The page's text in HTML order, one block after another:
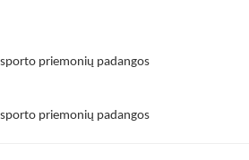
priemonių padangos
priemonių padangos